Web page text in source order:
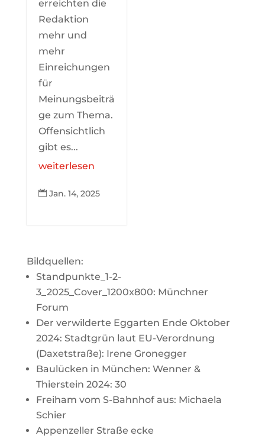
erreichten die
Redaktion
mehr und
mehr
Einreichungen
für
Meinungsbeiträ
ge zum Thema.
Offensichtlich
gibt es...
weiterlesen
 Jan. 14, 2025
Bildquellen:
Standpunkte_1-2-
3_2025_Cover_1200x800: Münchner
Forum
Der verwilderte Eggarten Ende Oktober
2024: Stadtgrün laut EU-Verordnung
(Daxetstraße): Irene Gronegger
Baulücken in München: Wenner &
Thierstein 2024: 30
Freiham vom S-Bahnhof aus: Michaela
Schier
Appenzeller Straße ecke